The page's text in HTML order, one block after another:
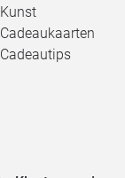
Kunst
Cadeaukaarten
Cadeautips